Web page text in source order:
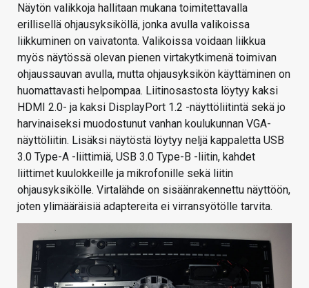
Näytön valikkoja hallitaan mukana toimitettavalla
erillisellä ohjausyksiköllä, jonka avulla valikoissa
liikkuminen on vaivatonta. Valikoissa voidaan liikkua
myös näytössä olevan pienen virtakytkimenä toimivan
ohjaussauvan avulla, mutta ohjausyksikön käyttäminen on
huomattavasti helpompaa. Liitinosastosta löytyy kaksi
HDMI 2.0- ja kaksi DisplayPort 1.2 -näyttöliitintä sekä jo
harvinaiseksi muodostunut vanhan koulukunnan VGA-
näyttöliitin. Lisäksi näytöstä löytyy neljä kappaletta USB
3.0 Type-A -liittimiä, USB 3.0 Type-B -liitin, kahdet
liittimet kuulokkeille ja mikrofonille sekä liitin
ohjausyksikölle. Virtalähde on sisäänrakennettu näyttöön,
joten ylimääräisiä adaptereita ei virransyötölle tarvita.